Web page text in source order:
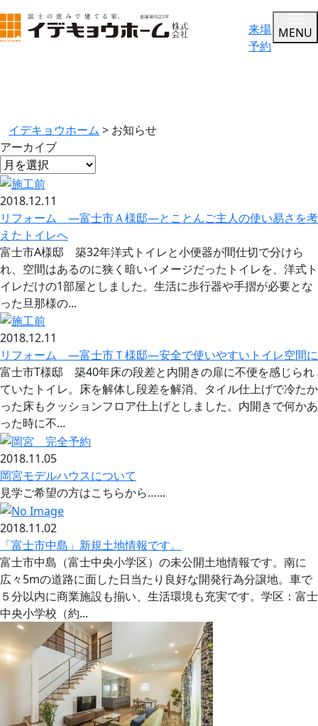
来場
予約
MENU
イデキョウホーム > お知らせ
アーカイブ
2018.12.11
リフォーム —富士市Ａ様邸—とことんご主人の使い易さを考
えたトイレへ
富士市A様邸 築32年洋式トイレと小便器が間仕切で分けら
れ、空間はあるのに狭く暗いイメージだったトイレを、洋式ト
イレだけの1部屋としました。生活に歩行器や手摺が必要とな
った旦那様の...
2018.12.11
リフォーム —富士市Ｔ様邸—安全で使いやすいトイレ空間に
富士市T様邸 築40年床の段差と内開きの扉に不便を感じられ
ていたトイレ。床を解体し段差を解消、タイル仕上げで冷たか
った床もクッションフロア仕上げとしました。内開きで何かあ
った時に不...
2018.11.05
岡宮モデルハウスについて
見学ご希望の方はこちらから…...
2018.11.02
「富士市中島」新規土地情報です。
富士市中島（富士中央小学区）の未公開土地情報です。南に
広々5mの道路に面した日当たり良好な開発行為分譲地。車で
５分以内に商業施設も揃い、生活環境も充実です。学区：富士
中央小学校（約...